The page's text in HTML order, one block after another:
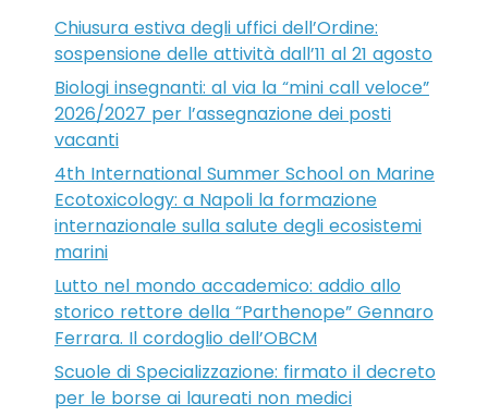
Chiusura estiva degli uffici dell’Ordine:
sospensione delle attività dall’11 al 21 agosto
Biologi insegnanti: al via la “mini call veloce”
2026/2027 per l’assegnazione dei posti
vacanti
4th International Summer School on Marine
Ecotoxicology: a Napoli la formazione
internazionale sulla salute degli ecosistemi
marini
Lutto nel mondo accademico: addio allo
storico rettore della “Parthenope” Gennaro
Ferrara. Il cordoglio dell’OBCM
Scuole di Specializzazione: firmato il decreto
per le borse ai laureati non medici